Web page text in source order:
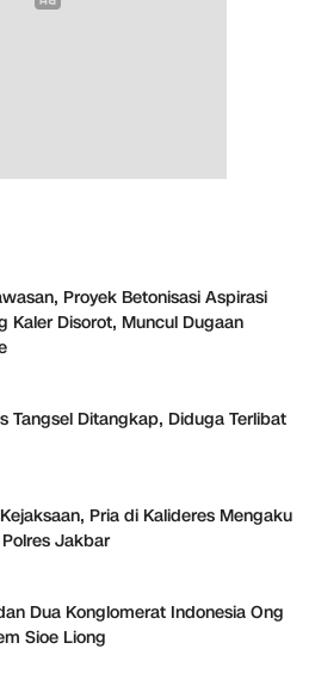
Proyek Betonisasi Aspirasi
Kaler Disorot, Muncul Dugaan
Tangsel Ditangkap, Diduga Terlibat
Pria di Kalideres Mengaku
Jakbar
Dua Konglomerat Indonesia Ong
Sioe Liong